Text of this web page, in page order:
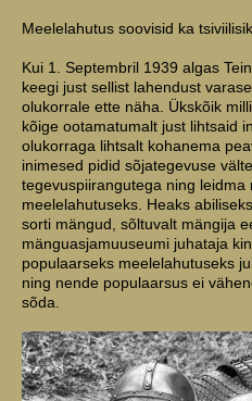
Meelelahutus soovisid ka
Kui 1. Septembril 1939 algas
keegi just sellist lahendust
olukorrale ette näha. Ükskõik
kõige ootamatumalt just lihtsaid
olukorraga lihtsalt kohanema
inimesed pidid sõjategevuse
tegevuspiirangutega ning leidma
meelelahutuseks. Heaks
sorti mängud, sõltuvalt mängija
mänguasjamuuseumi juhataja
populaarseks meelelahutuseks
ning nende populaarsus ei
sõda.